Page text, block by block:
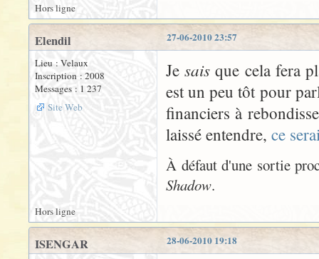
Hors ligne
27-06-2010 23:57
Elendil
Lieu : Velaux
Inscription : 2008
Messages : 1 237
Site Web
Jesais que cela fera
est un peu tôt pour
financiers à
laissé entendre, ce
À défaut d'une sortie
Shadow.
Hors ligne
28-06-2010 19:18
ISENGAR